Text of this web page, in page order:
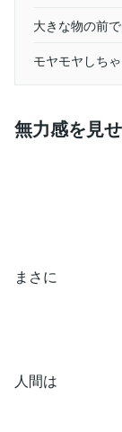
大きな物の前
モヤモヤしち
無力感を見
まさに
人間は